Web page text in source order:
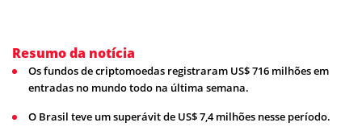
Resumo da notícia
Os fundos de criptomoedas registraram US$ 716 milhões em
entradas no mundo todo na última semana.
O Brasil teve um superávit de US$ 7,4 milhões nesse período.